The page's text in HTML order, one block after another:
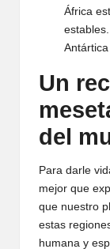
África
Un
del
Para darle
mejor que
que nuestro
estas
humana y